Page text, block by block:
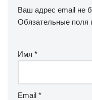
Ваш адрес email не
Обязательные поля
Имя *
Email *